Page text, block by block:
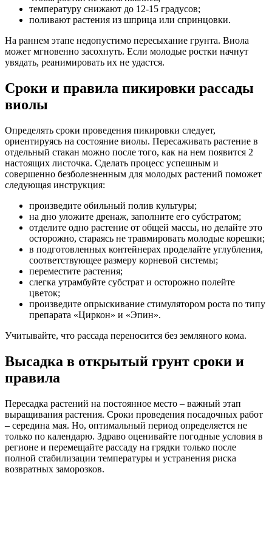
температуру снижают до 12-15 градусов;
поливают растения из шприца или спринцовки.
На раннем этапе недопустимо пересыхание грунта. Виола
может мгновенно засохнуть. Если молодые ростки начнут
увядать, реанимировать их не удастся.
Сроки и правила пикировки рассады
виолы
Определять сроки проведения пикировки следует,
ориентируясь на состояние виолы. Пересаживать растение в
отдельный стакан можно после того, как на нем появится 2
настоящих листочка. Сделать процесс успешным и
совершенно безболезненным для молодых растений поможет
следующая инструкция:
произведите обильный полив культуры;
на дно уложите дренаж, заполните его субстратом;
отделите одно растение от общей массы, но делайте это
осторожно, стараясь не травмировать молодые корешки;
в подготовленных контейнерах проделайте углубления,
соответствующее размеру корневой системы;
переместите растения;
слегка утрамбуйте субстрат и осторожно полейте
цветок;
произведите опрыскивание стимулятором роста по типу
препарата «Циркон» и «Эпин».
Учитывайте, что рассада переносится без земляного кома.
Высадка в открытый грунт сроки и
правила
Пересадка растений на постоянное место – важный этап
выращивания растения. Сроки проведения посадочных работ
– середина мая. Но, оптимальный период определяется не
только по календарю. Здраво оценивайте погодные условия в
регионе и перемещайте рассаду на грядки только после
полной стабилизации температуры и устранения риска
возвратных заморозков.